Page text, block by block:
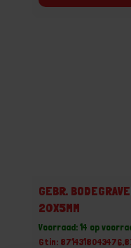
GEBR.
20X5MM
Voorraad: 14 op
Gtin: